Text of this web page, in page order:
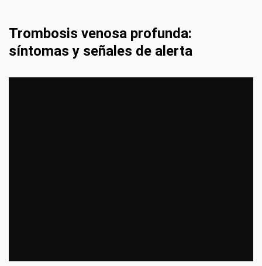
Trombosis venosa profunda:
síntomas y señales de alerta